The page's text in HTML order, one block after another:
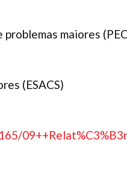
maiores
(ESACS)